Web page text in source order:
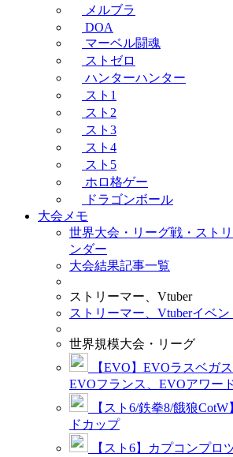
メルブラ
DOA
マーベル闘魂
ストゼロ
ハンターハンター
スト1
スト2
スト3
スト4
スト5
ホロ格ゲー
ドラゴンボール
大会メモ
世界大会・リーグ戦・スト
ンダー
大会結果記事一覧
ストリーマー、Vtuber
ストリーマー、Vtuberイベ
世界規模大会・リーグ
【EVO】EVOラスベガ
EVOフランス、EVOアワー
【スト6/鉄拳8/餓狼
ドカップ
【スト6】カプコンプロ